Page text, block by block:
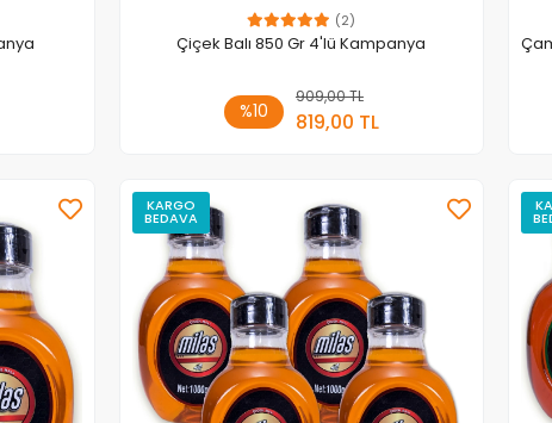
(2)
Çiçek Balı 850 Gr 4'lü Kampanya
%10
909,00 TL
819,00 TL
Sepete Ekle
KARGO
BEDAVA